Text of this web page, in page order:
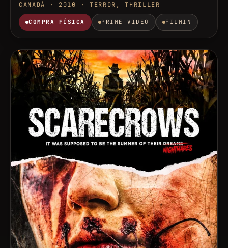
CANADÁ · 2010 · TERROR, THRILLER
COMPRA FÍSICA PRIME VIDEO FILMIN